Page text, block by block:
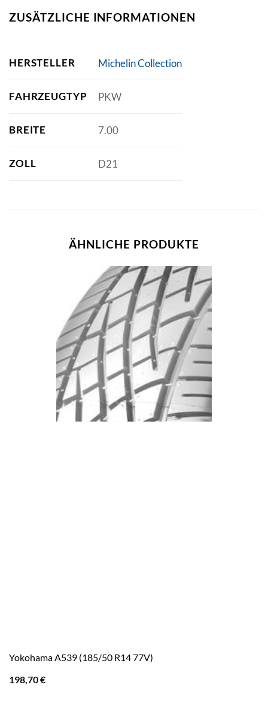
ZUSÄTZLICHE INFORMATIONEN
HERSTELLER Michelin Collection
FAHRZEUGTYP PKW
BREITE 7.00
ZOLL D21
ÄHNLICHE PRODUKTE
Yokohama A539 (185/50 R14 77V)
198,70€